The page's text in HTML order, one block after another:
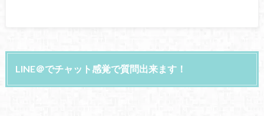
LINE＠でチャット感覚で質問出来ます！